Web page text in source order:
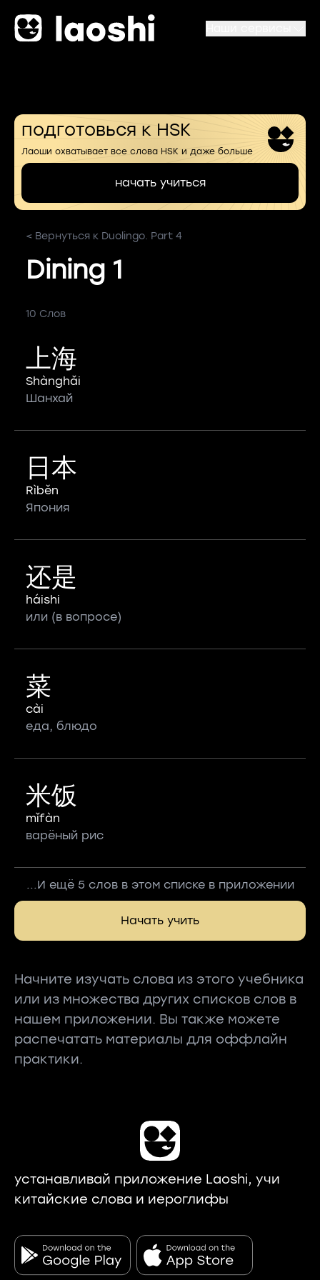
подготовься к HSK
Лаоши охватывает все слова HSK и даже больше
начать учиться
< Вернуться к Duolingo. Part 4
Dining 1
10 Слов
上海
Shànghǎi
Шанхай
日本
Rìběn
Япония
还是
háishi
или (в вопросе)
菜
cài
еда, блюдо
米饭
mǐfàn
варёный рис
...И ещё 5 слов в этом списке в приложении
Начать учить
Начните изучать слова из этого учебника
или из множества других списков слов в
нашем приложении. Вы также можете
распечатать материалы для оффлайн
практики.
устанавливай приложение Laoshi, учи
китайские слова и иероглифы